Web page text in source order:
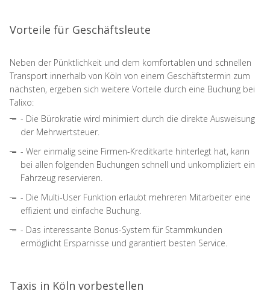
Vorteile für Geschäftsleute
Neben der Pünktlichkeit und dem komfortablen und schnellen
Transport innerhalb von Köln von einem Geschäftstermin zum
nächsten, ergeben sich weitere Vorteile durch eine Buchung bei
Talixo:
- Die Bürokratie wird minimiert durch die direkte Ausweisung
der Mehrwertsteuer.
- Wer einmalig seine Firmen-Kreditkarte hinterlegt hat, kann
bei allen folgenden Buchungen schnell und unkompliziert ein
Fahrzeug reservieren.
- Die Multi-User Funktion erlaubt mehreren Mitarbeiter eine
effizient und einfache Buchung.
- Das interessante Bonus-System für Stammkunden
ermöglicht Ersparnisse und garantiert besten Service.
Taxis in Köln vorbestellen